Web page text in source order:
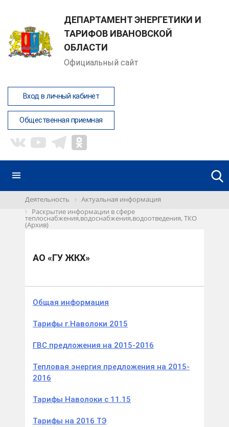
ДЕПАРТАМЕНТ ЭНЕРГЕТИКИ И
ТАРИФОВ ИВАНОВСКОЙ
ОБЛАСТИ
Официальный сайт
Вход в личный кабинет
Общественная приемная
Деятельность
Актуальная информация
Раскрытие информации в сфере
теплоснабжения,водоснабжения,водоотведения, ТКО
(Архив)
АО «ГУ ЖКХ»
Общая информация
Тарифы г.Наволоки 2015
ГВС предложения на 2015-2016
Тепловая энергия предложения на 2015-
2016
Тарифы Наволоки с 11.15
Тарифы на 2016 ТЭ